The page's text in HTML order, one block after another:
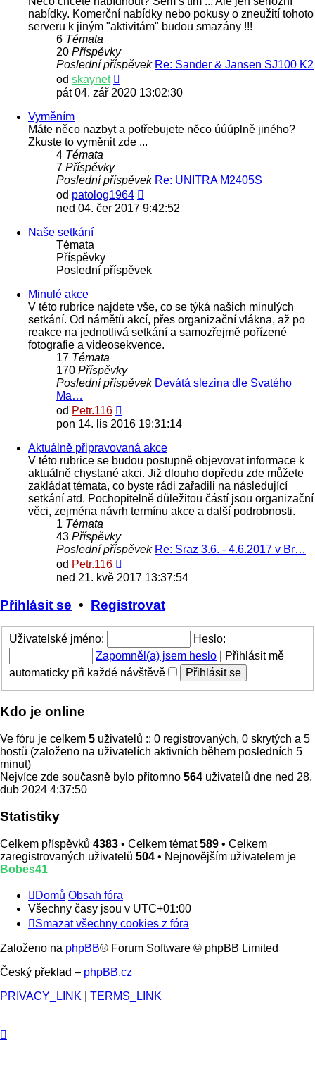
nabídky. Komerční nabídky nebo pokusy o zneužití tohoto
serveru k jiným "aktivitám" budou smazány !!!
6 Témata
20 Příspěvky
Poslední příspěvek Re: Sander & Jansen SJ100 K2
od skaynet
poslední
pát 04. zář 2020 13:02:30
Vyměním
Máte něco nazbyt a potřebujete něco úúúplně jiného?
Zkuste to vyměnit zde ...
4 Témata
7 Příspěvky
Poslední příspěvek Re: UNITRA M2405S
od patolog1964
poslední
ned 04. čer 2017 9:42:52
Naše setkání
Témata
Příspěvky
Poslední příspěvek
Minulé akce
V této rubrice najdete vše, co se týká našich minulých
setkání. Od námětů akcí, přes organizační vlákna, až po
reakce na jednotlivá setkání a samozřejmě pořízené
fotografie a videosekvence.
17 Témata
170 Příspěvky
Poslední příspěvek Devátá slezina dle Svatého
Ma…
od Petr.116
poslední
pon 14. lis 2016 19:31:14
Aktuálně připravovaná akce
V této rubrice se budou postupně objevovat informace k
aktuálně chystané akci. Již dlouho dopředu zde můžete
zakládat témata, co byste rádi zařadili na následující
setkání atd. Pochopitelně důležitou částí jsou organizační
věci, zejména návrh termínu akce a další podrobnosti.
1 Témata
43 Příspěvky
Poslední příspěvek Re: Sraz 3.6. - 4.6.2017 v Br…
od Petr.116
poslední
ned 21. kvě 2017 13:37:54
Přihlásit se • Registrovat
Uživatelské jméno:
Heslo:
Zapomněl(a) jsem heslo
Přihlásit mě
automaticky při každé návštěvě
Kdo je online
Ve fóru je celkem 5 uživatelů :: 0 registrovaných, 0 skrytých a 5
hostů (založeno na uživatelích aktivních během posledních 5
minut)
Nejvíce zde současně bylo přítomno 564 uživatelů dne ned 28.
dub 2024 4:37:50
Statistiky
Celkem příspěvků 4383 • Celkem témat589 • Celkem
zaregistrovaných uživatelů 504 • Nejnovějším uživatelem je
Bobes41
Domů Obsah fóra
Všechny časy jsou v UTC+01:00
Smazat všechny cookies z fóra
Založeno na phpBB® Forum Software © phpBB Limited
Český překlad – phpBB.cz
PRIVACY_LINK
TERMS_LINK